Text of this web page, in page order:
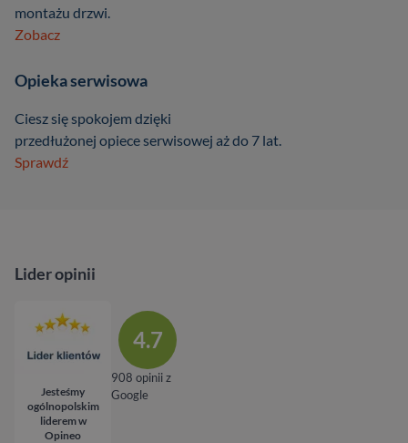
montażu drzwi.
Zobacz
Opieka serwisowa
Ciesz się spokojem dzięki
przedłużonej opiece serwisowej aż do 7 lat.
Sprawdź
Lider opinii
Jesteśmy
ogólnopolskim
liderem w
Opineo
4.7
908 opinii z
Google